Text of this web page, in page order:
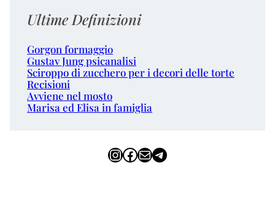
Ultime Definizioni
Gorgon formaggio
Gustav Jung psicanalisi
Sciroppo di zucchero per i decori delle torte
Recisioni
Avviene nel mosto
Marisa ed Elisa in famiglia
InstagramFacebook Email Telegram